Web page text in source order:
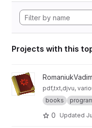
Projects with this
View knowledge-base
pdf,txt,djvu,
books
0 Updated